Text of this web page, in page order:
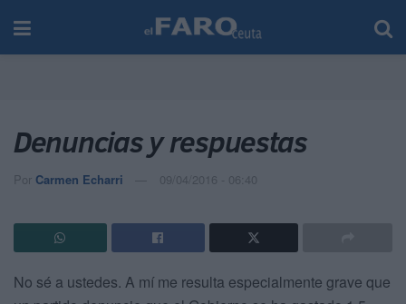
Denuncias y respuestas
Por Carmen Echarri 09/04/2016 - 06:40
No sé a ustedes. A mí me resulta especialmente grave que